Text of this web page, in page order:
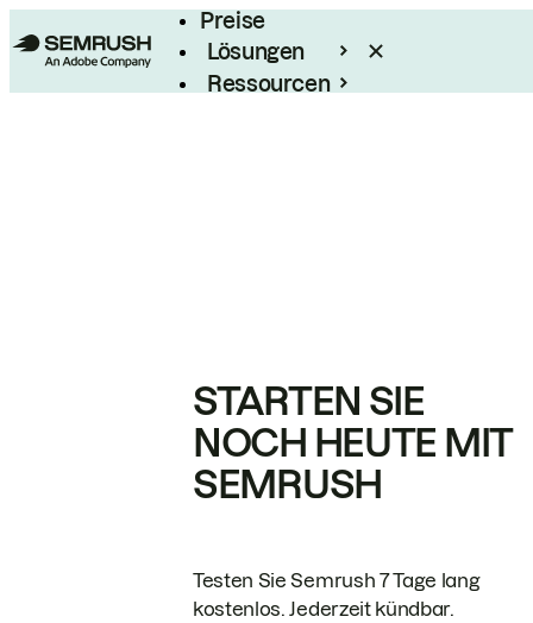
Preise
Lösungen
Ressourcen
STARTEN SIE
NOCH HEUTE MIT
SEMRUSH
Testen Sie Semrush 7 Tage lang
kostenlos. Jederzeit kündbar.